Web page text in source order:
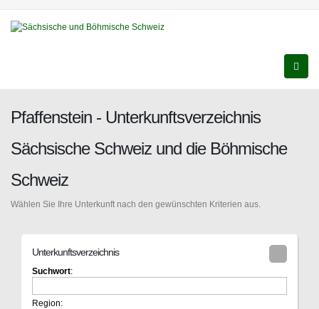
Pfaffenstein - Unterkunftsverzeichnis
Sächsische Schweiz und die Böhmische
Schweiz
Wählen Sie Ihre Unterkunft nach den gewünschten Kriterien aus.
Unterkunftsverzeichnis
Suchwort:
Region: